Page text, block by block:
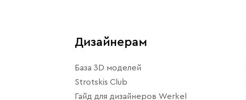
Дизайнерам
База 3D моделей
Strotskis Club
Гайд для дизайнеров Werkel